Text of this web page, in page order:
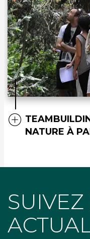
NATURE À